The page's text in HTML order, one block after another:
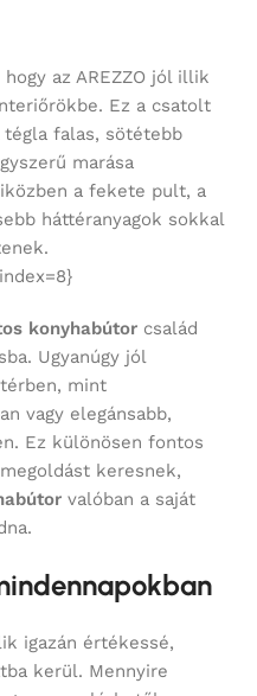
az AREZZO jól illik
Ez a csatolt
falas, sötétebb
marása
a fekete pult, a
háttéranyagok sokkal
konyhabútor család
Ugyanúgy jól
mint
vagy elegánsabb,
Ez különösen fontos
keresnek,
valóban a saját
igazán értékessé,
kerül. Mennyire